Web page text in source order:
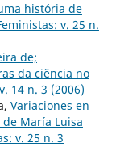
história de
v. 25 n.
de;
da ciência no
14 n. 3 (2006)
Variaciones en
María Luisa
v. 25 n. 3